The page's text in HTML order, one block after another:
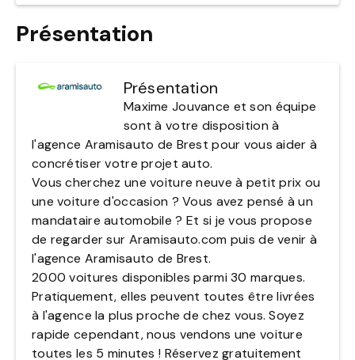
Présentation
Présentation
Maxime Jouvance et son équipe
sont à votre disposition à
l'agence Aramisauto de Brest pour vous aider à
concrétiser votre projet auto.
Vous cherchez une voiture neuve à petit prix ou
une voiture d'occasion ? Vous avez pensé à un
mandataire automobile ? Et si je vous propose
de regarder sur Aramisauto.com puis de venir à
l'agence Aramisauto de Brest.
2000 voitures disponibles parmi 30 marques.
Pratiquement, elles peuvent toutes être livrées
à l'agence la plus proche de chez vous. Soyez
rapide cependant, nous vendons une voiture
toutes les 5 minutes ! Réservez gratuitement